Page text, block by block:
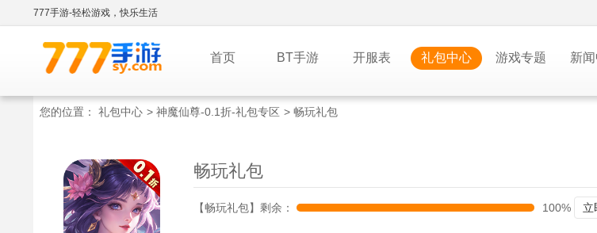
777手游-轻松游戏，快乐生活
首页 BT手游 开服表 礼包中心 游戏专题 新
您的位置： 礼包中心 > 神魔仙尊-0.1折-礼包专区 > 畅玩礼包
畅玩礼包
【畅玩礼包】剩余： 100% 立